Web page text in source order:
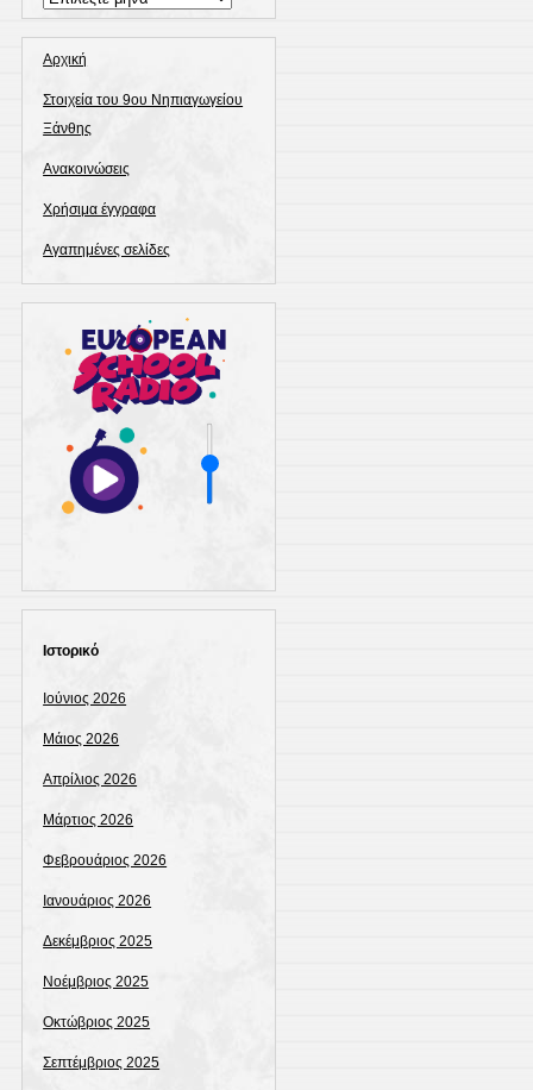
Αρχική
Στοιχεία του 9ου Νηπιαγωγείου
Ξάνθης
Ανακοινώσεις
Χρήσιμα έγγραφα
Αγαπημένες σελίδες
Ιστορικό
Ιούνιος 2026
Μάιος 2026
Απρίλιος 2026
Μάρτιος 2026
Φεβρουάριος 2026
Ιανουάριος 2026
Δεκέμβριος 2025
Νοέμβριος 2025
Οκτώβριος 2025
Σεπτέμβριος 2025